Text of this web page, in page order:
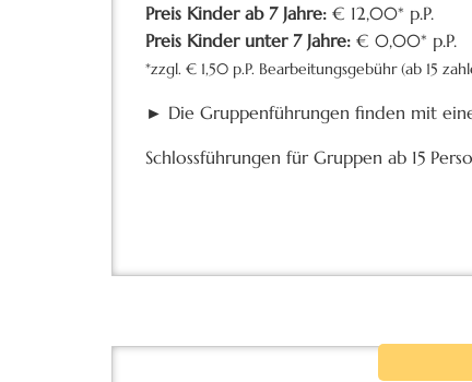
Preis Kinder ab 7 Jahre: € 12,00* p.P.
Preis Kinder unter 7 Jahre: € 0,00* p.P.
*zzgl. € 1,50 p.P. Bearbeitungsgebühr (ab 15
► Die Gruppenführungen finden mit
Schlossführungen für Gruppen ab 15